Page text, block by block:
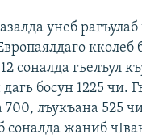
унеб
кколеб
соналда гьелъул
босун 1225 чи.
700, лъукъана 525
соналда жаниб